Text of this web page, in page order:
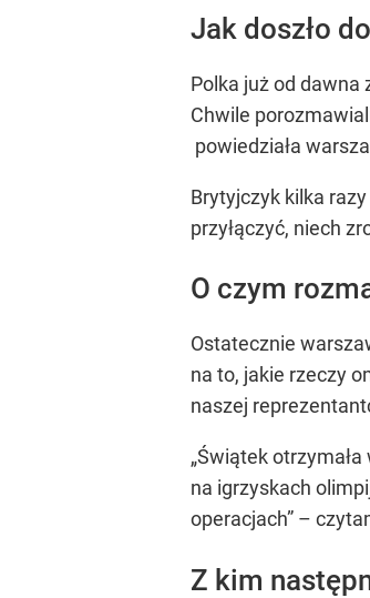
Jak doszło
Polka już od dawna
Chwile
powiedziała
Brytyjczyk kilka
przyłączyć, niech
O czym
Ostatecznie
na to, jakie rzeczy
naszej
„Świątek
na igrzyskach
operacjach” –
Z kim